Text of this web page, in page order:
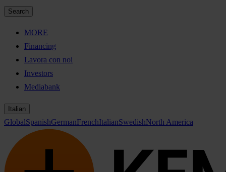
Search
MORE
Financing
Lavora con noi
Investors
Mediabank
Italian
GlobalSpanishGermanFrenchItalianSwedishNorth America